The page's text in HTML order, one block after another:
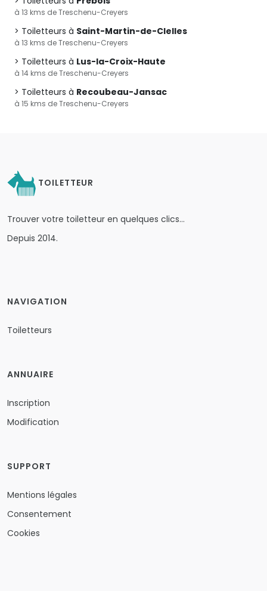
à 13 kms de Treschenu-Creyers
Toiletteurs à Saint-Martin-de-Clelles
à 13 kms de Treschenu-Creyers
Toiletteurs à Lus-la-Croix-Haute
à 14 kms de Treschenu-Creyers
Toiletteurs à Recoubeau-Jansac
à 15 kms de Treschenu-Creyers
TOILETTEUR
Trouver votre toiletteur en quelques clics…
Depuis 2014.
NAVIGATION
Toiletteurs
ANNUAIRE
Inscription
Modification
SUPPORT
Mentions légales
Consentement
Cookies